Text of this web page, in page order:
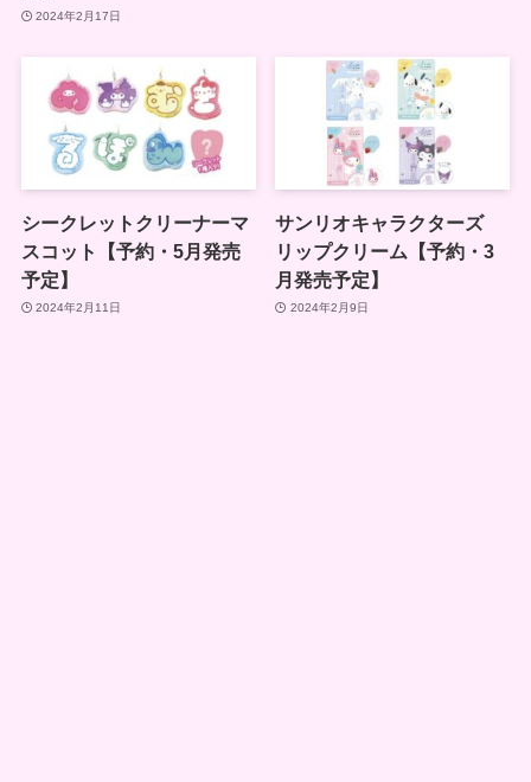
2024年2月17日
シークレットクリーナーマ
スコット【予約・5月発売
予定】
2024年2月11日
サンリオキャラクターズ
リップクリーム【予約・3
月発売予定】
2024年2月9日